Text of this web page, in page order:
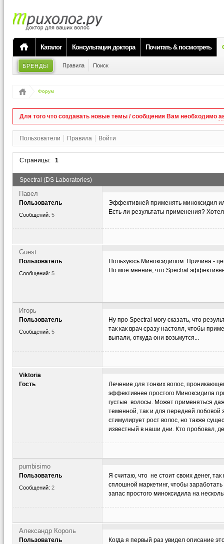
Каталог Консультация доктора Почитать & посмотреть
БРЕНДЫ Правила Поиск
Форум
Для того что создавать новые темы / сообщения Вам необходимо
Пользователи Правила Войти
Страницы: 1
Spectral (DS Laboratories)
Павел
Пользователь
Сообщений: 5
Эффективней применять миноксидил
Есть ли результаты применения?
Guest
Пользователь
Сообщений: 5
Пользуюсь Миноксидилом. Причина -
Но мое мнение, что Spectral
Игорь
Пользователь
Сообщений: 5
Ну про Spectral могу сказать, что
так как врач сразу настоял, чтобы
выпали, откуда они возьмутся...
Viktoria
Гость
Лечение для тонких волос,
эффективнее простого Миноксидила
густые волосы. Может применяться
теменной, так и для передней лобовой
стимулирует рост волос, но также
известный в наши дни. Кто пробовал,
pumbisimo
Пользователь
Сообщений: 2
Я считаю, что не стоит своих денег,
сплошной маркетинг, чтобы
запас простого миноксидила на
Александр Король
Пользователь
Когда я первый раз увидел описание